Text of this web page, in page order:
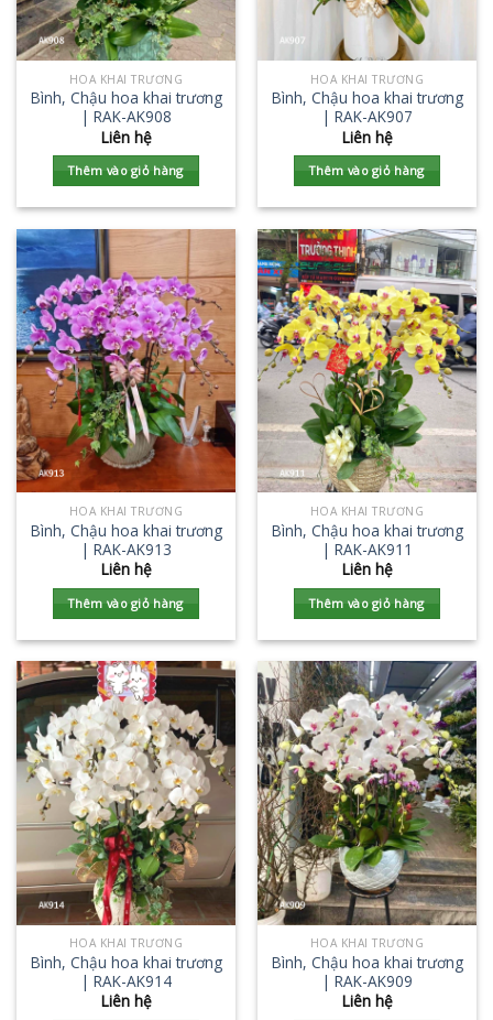
HOA KHAI TRƯƠNG
Bình, Chậu hoa khai trương
| RAK-AK908
Liên hệ
Thêm vào giỏ hàng
HOA KHAI TRƯƠNG
Bình, Chậu hoa khai trương
| RAK-AK907
Liên hệ
Thêm vào giỏ hàng
HOA KHAI TRƯƠNG
Bình, Chậu hoa khai trương
| RAK-AK913
Liên hệ
Thêm vào giỏ hàng
HOA KHAI TRƯƠNG
Bình, Chậu hoa khai trương
| RAK-AK911
Liên hệ
Thêm vào giỏ hàng
HOA KHAI TRƯƠNG
Bình, Chậu hoa khai trương
| RAK-AK914
Liên hệ
HOA KHAI TRƯƠNG
Bình, Chậu hoa khai trương
| RAK-AK909
Liên hệ